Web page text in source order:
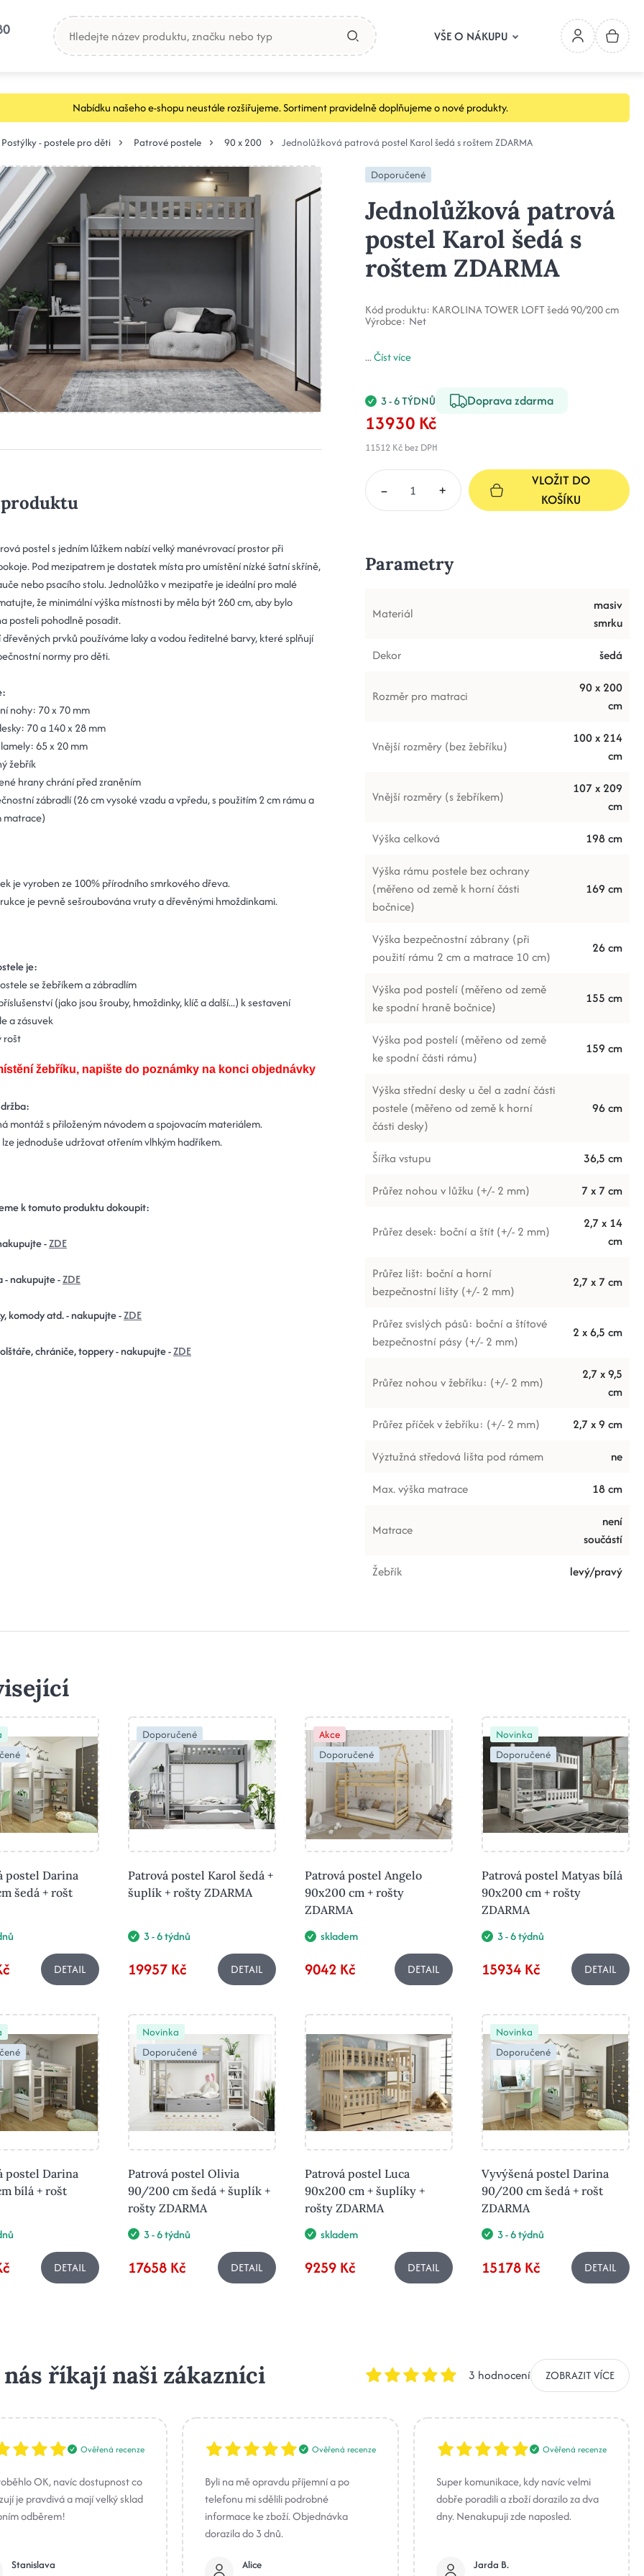
VŠE O NÁKUPU
Nabídku našeho e-shopu neustále rozšiřujeme. Sortiment pravidelně doplňujeme o nové produkty.
Postýlky - postele pro děti Patrové postele 90 x 200 Jednolůžková patrová postel Karol šedá s roštem ZDARMA
postel s jedním lůžkem nabízí velký manévrovací prostor při
Pod mezipatrem je dostatek místa pro umístění nízké šatní skříně,
nebo psacího stolu. Jednolůžko v mezipatře je ideální pro malé
že minimální výška místnosti by měla být 260 cm, aby bylo
posteli pohodlně posadit.
dřevěných prvků používáme laky a vodou ředitelné barvy, které splňují
normy pro děti.
nohy: 70 x 70 mm
70 a 140 x 28 mm
lamely: 65 x 20 mm
žebřík
hrany chrání před zraněním
zábradlí (26 cm vysoké vzadu a vpředu, s použitím 2 cm rámu a
matrace)
je vyroben ze 100% přírodního smrkového dřeva.
je pevně sešroubována vruty a dřevěnými hmoždinkami.
je:
se žebříkem a zábradlím
(jako jsou šrouby, hmoždinky, klíč a další...) k sestavení
a zásuvek
rošt
žebříku, napište do poznámky na konci objednávky
montáž s přiloženým návodem a spojovacím materiálem.
lze jednoduše udržovat otřením vlhkým hadříkem.
k tomuto produktu dokoupit:
-ZDE
- nakupujte -ZDE
komody atd. - nakupujte -ZDE
chrániče, toppery - nakupujte -ZDE
Doporučené
Jednolůžková patrová
postel Karol šedá s
roštem ZDARMA
Kód produktu: KAROLINA TOWER LOFT šedá 90/200 cm
Výrobce: Net
...Číst více
3 - 6 TÝDNŮ Doprava zdarma
13930 Kč
11512 Kčbez DPH
– +
VLOŽIT DO
KOŠÍKU
Parametry
Materiál
masiv
smrku
Dekor
šedá
Rozměr pro matraci
90 x 200
cm
Vnější rozměry (bez žebříku)
100 x 214
cm
Vnější rozměry (s žebříkem)
107 x 209
cm
Výška celková
198 cm
Výška rámu postele bez ochrany
(měřeno od země k horní části
bočnice)
169 cm
Výška bezpečnostní zábrany (při
použití rámu 2 cm a matrace 10 cm)
26 cm
Výška pod postelí (měřeno od země
ke spodní hraně bočnice)
155 cm
Výška pod postelí (měřeno od země
ke spodní části rámu)
159 cm
Výška střední desky u čel a zadní části
postele (měřeno od země k horní
části desky)
96 cm
Šířka vstupu
36,5 cm
Průřez nohou v lůžku (+/- 2 mm)
7 x 7 cm
Průřez desek: boční a štít (+/- 2 mm)
2,7 x 14
cm
Průřez lišt: boční a horní
bezpečnostní lišty (+/- 2 mm)
2,7 x 7 cm
Průřez svislých pásů: boční a štítové
bezpečnostní pásy (+/- 2 mm)
2 x 6,5 cm
Průřez nohou v žebříku: (+/- 2 mm)
2,7 x 9,5
cm
Průřez příček v žebříku: (+/- 2 mm)
2,7 x 9 cm
Výztužná středová lišta pod rámem
ne
Max. výška matrace
18 cm
Matrace
není
součástí
Žebřík
levý/pravý
postel Darina
šedá + rošt
DETAIL
Doporučené
Patrová postel Karol šedá +
šuplík + rošty ZDARMA
3 - 6 týdnů
19957 Kč DETAIL
Akce
Doporučené
Patrová postel Angelo
90x200 cm + rošty
ZDARMA
skladem
9042 Kč DETAIL
Novinka
Doporučené
Patrová postel Matyas bílá
90x200 cm + rošty
ZDARMA
3 - 6 týdnů
15934 Kč DETAIL
postel Darina
bílá + rošt
DETAIL
Novinka
Doporučené
Patrová postel Olivia
90/200 cm šedá + šuplík +
rošty ZDARMA
3 - 6 týdnů
17658 Kč DETAIL
Patrová postel Luca
90x200 cm + šuplíky +
rošty ZDARMA
skladem
9259 Kč DETAIL
Novinka
Doporučené
Vyvýšená postel Darina
90/200 cm šedá + rošt
ZDARMA
3 - 6 týdnů
15178 Kč DETAIL
nás říkají naši zákazníci 3 hodnocení ZOBRAZIT VÍCE
Ověřená recenze
OK, navíc dostupnost co
je pravdivá a mají velký sklad
odběrem!
Stanislava
Ověřená recenze
Byli na mě opravdu příjemní a po
telefonu mi sdělili podrobné
informace ke zboží. Objednávka
dorazila do 3 dnů.
Alice
Ověřená recenze
Super komunikace, kdy navíc velmi
dobře poradili a zboží dorazilo za dva
dny. Nenakupuji zde naposled.
Jarda B.